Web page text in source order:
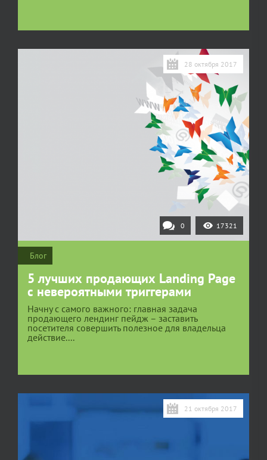
28 октября 2017
0 17321
Блог
5 лучших продающих Landing Page
с невероятными триггерами
Начну с самого важного: главная задача
продающего лендинг пейдж – заставить
посетителя совершить полезное для владельца
действие....
21 октября 2017